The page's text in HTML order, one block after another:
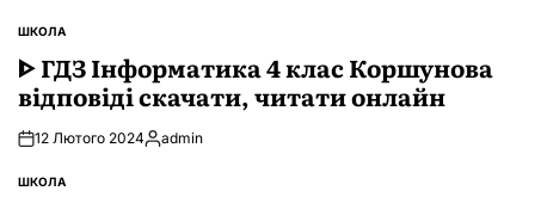
ОПУБЛІКУВАТИ
У
ШКОЛА
ᐈ ГДЗ Інформатика 4 клас Коршунова
відповіді скачати, читати онлайн
12 Лютого 2024Опубліковано
admin
ОПУБЛІКУВАТИ
ШКОЛА